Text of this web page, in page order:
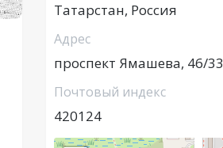
Татарстан, Россия
Адрес
проспект Ямашева, 46/33
Почтовый индекс
420124